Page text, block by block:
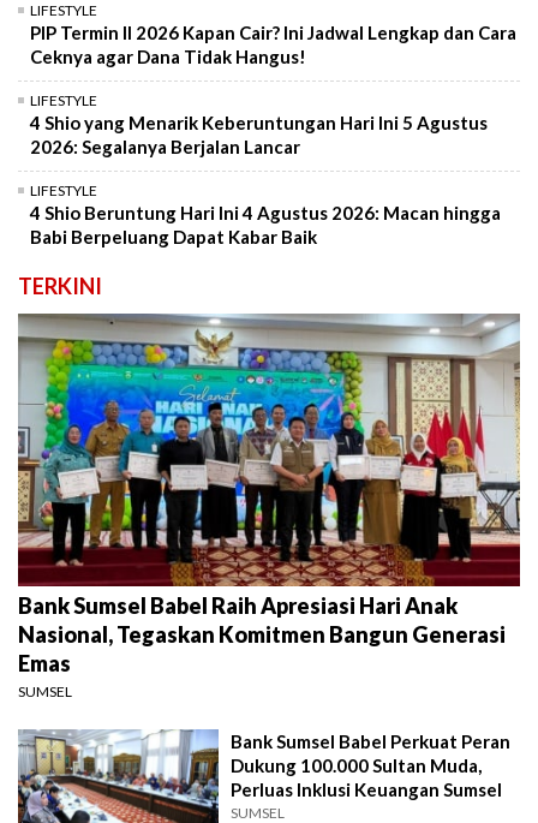
LIFESTYLE
PIP Termin II 2026 Kapan Cair? Ini Jadwal Lengkap dan Cara
Ceknya agar Dana Tidak Hangus!
LIFESTYLE
4 Shio yang Menarik Keberuntungan Hari Ini 5 Agustus
2026: Segalanya Berjalan Lancar
LIFESTYLE
4 Shio Beruntung Hari Ini 4 Agustus 2026: Macan hingga
Babi Berpeluang Dapat Kabar Baik
TERKINI
Bank Sumsel Babel Raih Apresiasi Hari Anak
Nasional, Tegaskan Komitmen Bangun Generasi
Emas
SUMSEL
Bank Sumsel Babel Perkuat Peran
Dukung 100.000 Sultan Muda,
Perluas Inklusi Keuangan Sumsel
SUMSEL